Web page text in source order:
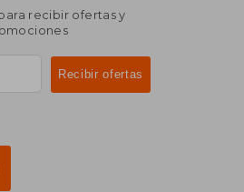
recibir ofertas y